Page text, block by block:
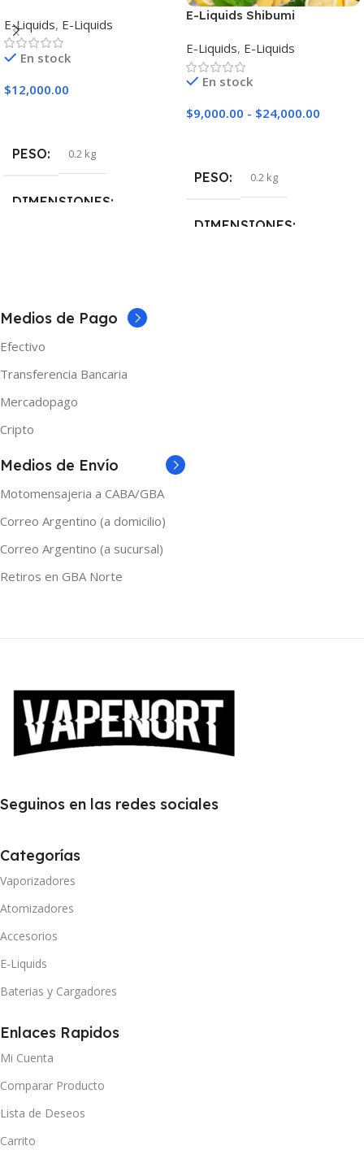
E-Liquids, E-Liquids
En stock
$12,000.00
PESO 0.2 kg
DIMENSIONES
E-Liquids Shibumi
E-Liquids, E-Liquids
En stock
$9,000.00 - $24,000.00
PESO 0.2 kg
DIMENSIONES
Medios de Pago
Efectivo
Transferencia Bancaria
Mercadopago
Cripto
Medios de Envío
Motomensajeria a CABA/GBA
Correo Argentino (a domicilio)
Correo Argentino (a sucursal)
Retiros en GBA Norte
Seguinos en las redes sociales
Categorías
Vaporizadores
Atomizadores
Accesorios
E-Liquids
Baterias y Cargadores
Enlaces Rapidos
Mi Cuenta
Comparar Producto
Lista de Deseos
Carrito